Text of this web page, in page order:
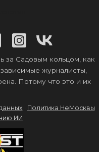
Садовым кольцом, как
журналисты,
Потому что это и их
· Политика НеМосквы
ИИ